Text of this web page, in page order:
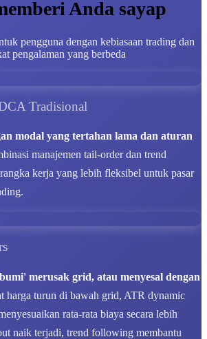
Anda sayap
pengguna dengan kebiasaan trading dan
pengalaman yang berbeda
Tradisional
modal yang tertahan lama dan aturan
manajemen tail-order dan trend
kerja yang lebih fleksibel untuk pasar
merusak grid, atau menyesal dengan
harga turun di bawah grid, ATR dynamic
rata-rata biaya secara lebih
naik terjadi, trend following membantu